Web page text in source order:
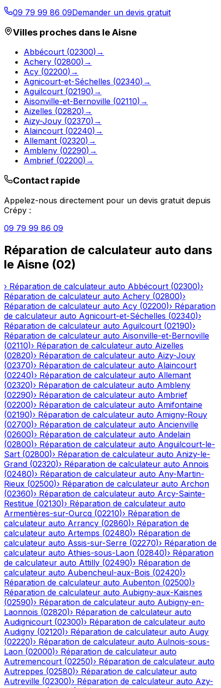
09 79 99 86 09Demander un devis gratuit
Villes proches dans leAisne
Abbécourt (02300) →
Achery (02800) →
Acy (02200) →
Agnicourt-et-Séchelles (02340) →
Aguilcourt (02190) →
Aisonville-et-Bernoville (02110) →
Aizelles (02820) →
Aizy-Jouy (02370) →
Alaincourt (02240) →
Allemant (02320) →
Ambleny (02290) →
Ambrief (02200) →
Contact rapide
Appelez-nous directement pour un devis gratuit depuis
Crépy :
09 79 99 86 09
Réparation de calculateur auto dans
le Aisne (02)
› Réparation de calculateur auto Abbécourt (02300)›
Réparation de calculateur auto Achery (02800)›
Réparation de calculateur auto Acy (02200)› Réparation
de calculateur auto Agnicourt-et-Séchelles (02340)›
Réparation de calculateur auto Aguilcourt (02190)›
Réparation de calculateur auto Aisonville-et-Bernoville
(02110)› Réparation de calculateur auto Aizelles
(02820)› Réparation de calculateur auto Aizy-Jouy
(02370)› Réparation de calculateur auto Alaincourt
(02240)› Réparation de calculateur auto Allemant
(02320)› Réparation de calculateur auto Ambleny
(02290)› Réparation de calculateur auto Ambrief
(02200)› Réparation de calculateur auto Amifontaine
(02190)› Réparation de calculateur auto Amigny-Rouy
(02700)› Réparation de calculateur auto Ancienville
(02600)› Réparation de calculateur auto Andelain
(02800)› Réparation de calculateur auto Anguilcourt-le-
Sart (02800)› Réparation de calculateur auto Anizy-le-
Grand (02320)› Réparation de calculateur auto Annois
(02480)› Réparation de calculateur auto Any-Martin-
Rieux (02500)› Réparation de calculateur auto Archon
(02360)› Réparation de calculateur auto Arcy-Sainte-
Restitue (02130)› Réparation de calculateur auto
Armentières-sur-Ourcq (02210)› Réparation de
calculateur auto Arrancy (02860)› Réparation de
calculateur auto Artemps (02480)› Réparation de
calculateur auto Assis-sur-Serre (02270)› Réparation de
calculateur auto Athies-sous-Laon (02840)› Réparation
de calculateur auto Attilly (02490)› Réparation de
calculateur auto Aubencheul-aux-Bois (02420)›
Réparation de calculateur auto Aubenton (02500)›
Réparation de calculateur auto Aubigny-aux-Kaisnes
(02590)› Réparation de calculateur auto Aubigny-en-
Laonnois (02820)› Réparation de calculateur auto
Audignicourt (02300)› Réparation de calculateur auto
Audigny (02120)› Réparation de calculateur auto Augy
(02220)› Réparation de calculateur auto Aulnois-sous-
Laon (02000)› Réparation de calculateur auto
Autremencourt (02250)› Réparation de calculateur auto
Autreppes (02580)› Réparation de calculateur auto
Autreville (02300)› Réparation de calculateur auto Azy-